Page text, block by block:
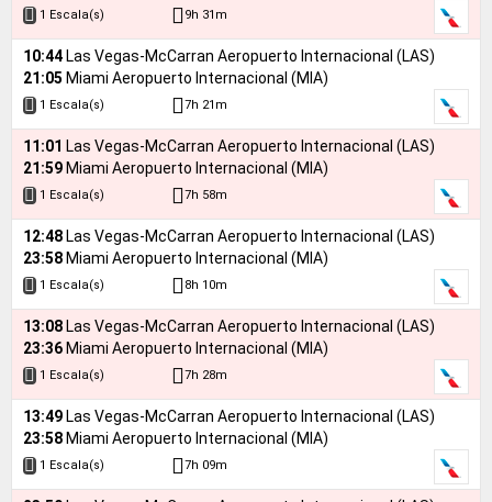
1 Escala(s) 9h 31m
10:44 Las Vegas-McCarran Aeropuerto Internacional (LAS)
21:05 Miami Aeropuerto Internacional (MIA)
1 Escala(s) 7h 21m
11:01 Las Vegas-McCarran Aeropuerto Internacional (LAS)
21:59 Miami Aeropuerto Internacional (MIA)
1 Escala(s) 7h 58m
12:48 Las Vegas-McCarran Aeropuerto Internacional (LAS)
23:58 Miami Aeropuerto Internacional (MIA)
1 Escala(s) 8h 10m
13:08 Las Vegas-McCarran Aeropuerto Internacional (LAS)
23:36 Miami Aeropuerto Internacional (MIA)
1 Escala(s) 7h 28m
13:49 Las Vegas-McCarran Aeropuerto Internacional (LAS)
23:58 Miami Aeropuerto Internacional (MIA)
1 Escala(s) 7h 09m